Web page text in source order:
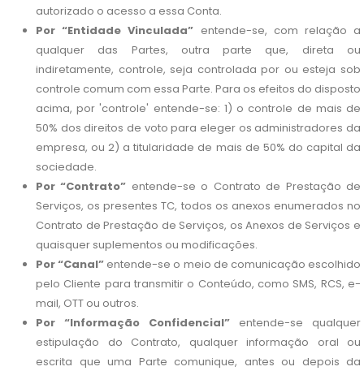
autorizado o acesso a essa Conta.
Por “Entidade Vinculada” entende-se, com relação a
qualquer das Partes, outra parte que, direta ou
indiretamente, controle, seja controlada por ou esteja sob
controle comum com essa Parte. Para os efeitos do disposto
acima, por 'controle' entende-se: 1) o controle de mais de
50% dos direitos de voto para eleger os administradores da
empresa, ou 2) a titularidade de mais de 50% do capital da
sociedade.
Por “Contrato” entende-se o Contrato de Prestação de
Serviços, os presentes TC, todos os anexos enumerados no
Contrato de Prestação de Serviços, os Anexos de Serviços e
quaisquer suplementos ou modificações.
Por “Canal” entende-se o meio de comunicação escolhido
pelo Cliente para transmitir o Conteúdo, como SMS, RCS, e-
mail, OTT ou outros.
Por “Informação Confidencial” entende-se qualquer
estipulação do Contrato, qualquer informação oral ou
escrita que uma Parte comunique, antes ou depois da